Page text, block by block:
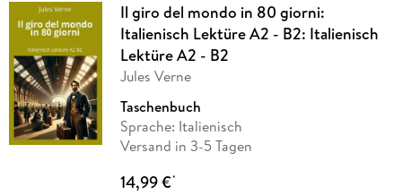
Il giro del mondo in 80 giorni:
Italienisch Lektüre A2 - B2: Italienisch
Lektüre A2 - B2
Jules Verne
Taschenbuch
Sprache: Italienisch
Versand in 3-5 Tagen
14,99 €*